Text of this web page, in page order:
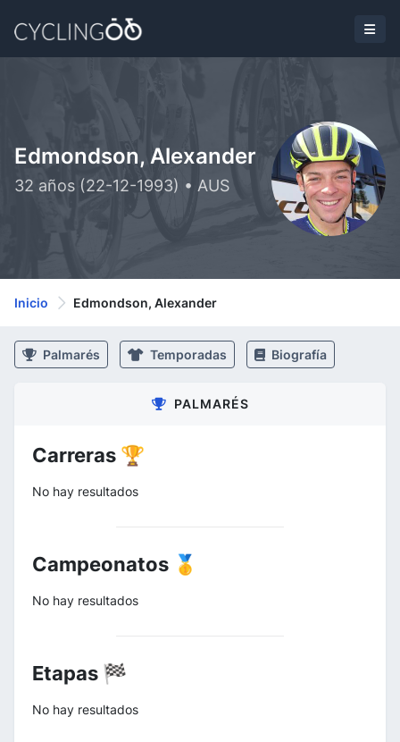
Edmondson, Alexander
32 años (22-12-1993) • AUS
Inicio Edmondson, Alexander
Palmarés Temporadas Biografía
PALMARÉS
Carreras 🏆
No hay resultados
Campeonatos 🥇
No hay resultados
Etapas 🏁
No hay resultados